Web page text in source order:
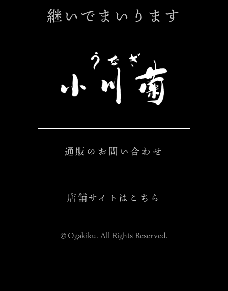
継いでまいります
通販のお問い合わせ
店舗サイトはこちら
©Ogakiku. All Rights Reserved.